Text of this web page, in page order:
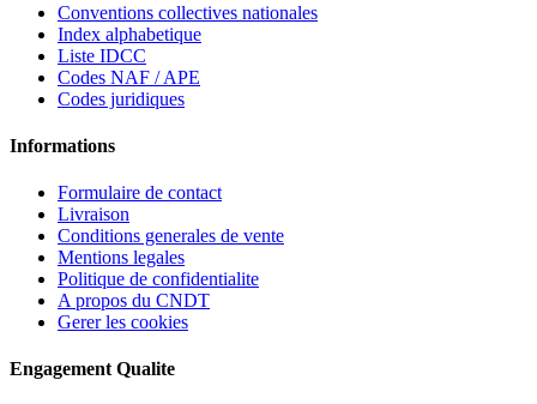
Conventions collectives nationales
Index alphabetique
Liste IDCC
Codes NAF / APE
Codes juridiques
Informations
Formulaire de contact
Livraison
Conditions generales de vente
Mentions legales
Politique de confidentialite
A propos du CNDT
Gerer les cookies
Engagement Qualite